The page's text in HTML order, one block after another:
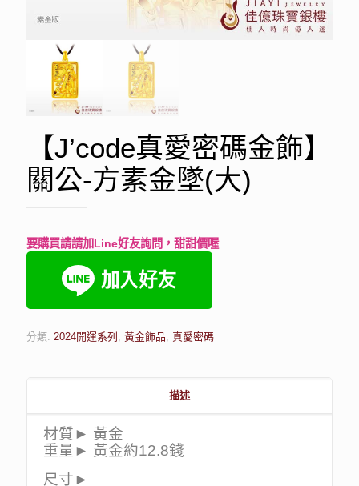
【J’code真愛密碼金飾】
關公-方素金墜(大)
要購買請請加Line好友詢問，甜甜價喔
分類: 2024開運系列 , 黃金飾品, 真愛密碼
描述
材質► 黃金
重量► 黃金約12.8錢
尺寸►